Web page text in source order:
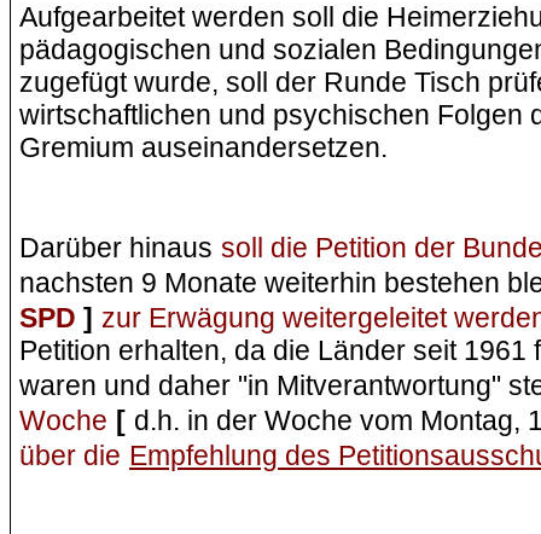
Aufgearbeitet werden soll die
pädagogischen und sozialen
zugefügt wurde, soll der Runde Tisch
wirtschaftlichen und psychischen Folgen
Gremium auseinandersetzen.
Darüber hinaus soll die Petition der
nachsten 9 Monate weiterhin bestehen
SPD ] zur Erwägung weitergeleitet
Petition erhalten, da die Länder seit
waren und daher "in Mitverantwortung"
Woche [ d.h. in der Woche vom Montag,
über die Empfehlung des